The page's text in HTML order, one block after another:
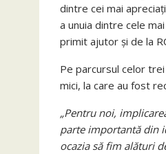
dintre cei mai
a unuia dintre cele
primit ajutor și de la
Pe parcursul celor
mici, la care au fost
„Pentru noi,
parte importantă din
ocazia să fim alături